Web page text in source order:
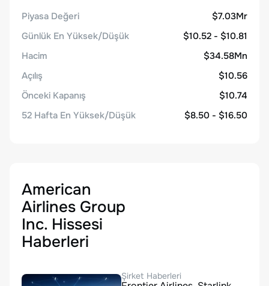
Piyasa Değeri
$7.03Mr
Günlük En Yüksek/Düşük
$10.52 - $10.81
Hacim
$34.58Mn
Açılış
$10.56
Önceki Kapanış
$10.74
52 Hafta En Yüksek/Düşük
$8.50 - $16.50
American
Airlines Group
Inc. Hissesi
Haberleri
Şirket Haberleri